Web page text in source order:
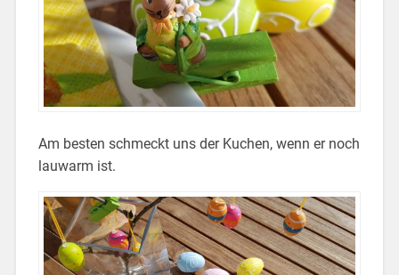
Am besten schmeckt uns der Kuchen, wenn er noch
lauwarm ist.